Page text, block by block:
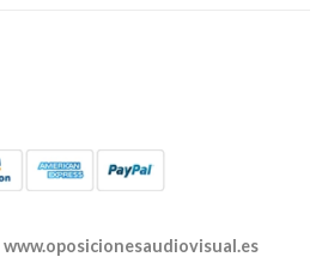
www.oposicionesaudiovisual.es